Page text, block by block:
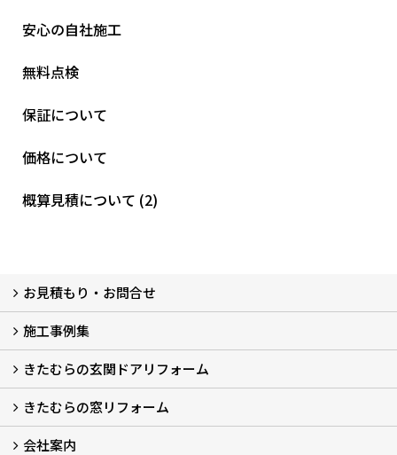
安心の自社施工
無料点検
保証について
価格について
概算見積について (2)
お見積もり・お問合せ
LINEで概算見積もり
チャットで質問
問い合わせフォームから
オンライン相談
電話で相談
無料現地調査をご希望の方
施工事例集
玄関ドアリフォーム
玄関引戸リフォーム
勝手口ドアリフォーム
窓リフォーム
きたむらの玄関ドアリフォーム
玄関ドアリフォームについて
リシェントについて (23)
・玄関ドアバリエーション (52)
・玄関引戸バリエーション (44)
・勝手口ドアバリエーション (11)
安心の自社施工
無料点検
保証について
価格について
概算見積について (2)
きたむらの窓リフォーム
窓リフォームについて (5)
・内窓設置-LIXILインプラス
・内窓設置-AGCまどまど
・窓交換
・エコガラス交換
・防犯・防災ガラス交換
会社案内